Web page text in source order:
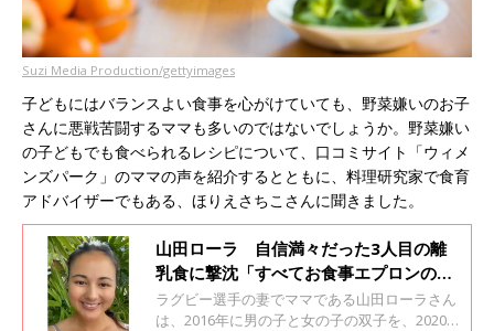
Suzi Media Production/gettyimages
子どもにはバランスよい食事を心がけていても、野菜嫌いのお子
さんに悪戦苦闘するママも多いのではないでしょうか。野菜嫌い
の子どもでも食べられるレシピについて、口コミサイト「ウィメ
ンズパーク」のママの声を紹介するとともに、料理研究家で食育
アドバイザーでもある、ほりえさちこさんに聞きました。
山田ローラ 自信満々だった3人目の離
乳食に撃沈「すべてお食事エプロンの中
へGO！」
ラグビー選手の妻でママである山田ローラさん
は、2016年に男の子と女の子の双子を、2020